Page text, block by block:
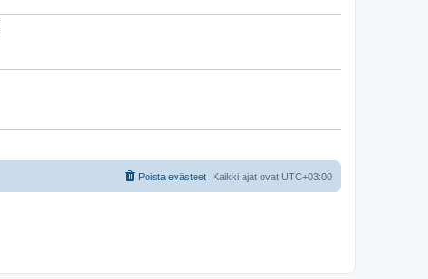
u
i
Kaikki ajat ovat UTC+03:00
Poista evästeet